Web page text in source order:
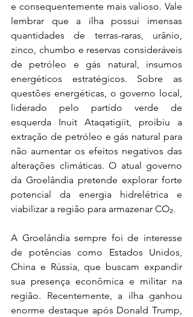
e consequentemente mais valioso. Vale
lembrar que a ilha possui imensas
quantidades de terras-raras, urânio,
zinco, chumbo e reservas consideráveis
de petróleo e gás natural, insumos
energéticos estratégicos. Sobre as
questões energéticas, o governo local,
liderado pelo partido verde de
esquerda Inuit Ataqatigiit, proibiu a
extração de petróleo e gás natural para
não aumentar os efeitos negativos das
alterações climáticas. O atual governo
da Groelândia pretende explorar forte
potencial da energia hidrelétrica e
viabilizar a região para armazenar CO₂.
A Groelândia sempre foi de interesse
de potências como Estados Unidos,
China e Rússia, que buscam expandir
sua presença econômica e militar na
região. Recentemente, a ilha ganhou
enorme destaque após Donald Trump,